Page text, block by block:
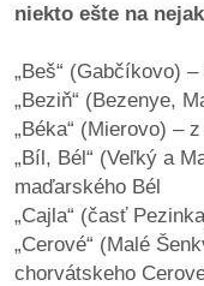
niekto ešte na
„Beš“ (Gabčíkovo)
„Beziň“ (Bezenye,
„Béka“ (Mierovo) –
„Bíl, Bél“ (Veľký a
maďarského Bél
„Cajla“ (časť
„Cerové“ (Malé
chorvátskeho